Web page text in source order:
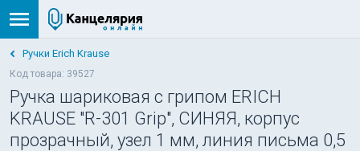
Ручки Erich Krause
Код товара: 39527
Ручка шариковая с грипом ERICH
KRAUSE "R-301 Grip", СИНЯЯ, корпус
прозрачный, узел 1 мм, линия письма 0,5